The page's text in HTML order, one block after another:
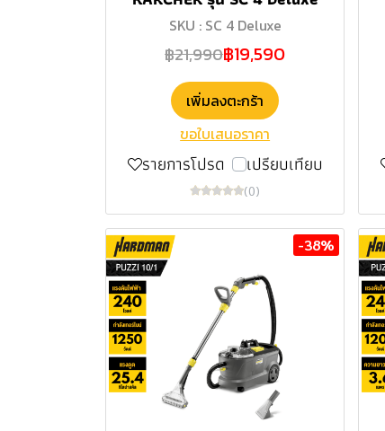
SKU : SC 4 Deluxe
฿21,990฿19,590
เพิ่มลงตะกร้า
ขอใบเสนอราคา
รายการโปรด เปรียบเทียบ
(0)
-38%